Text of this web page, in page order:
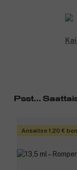
Psst...
Ansaitse 1,20 €